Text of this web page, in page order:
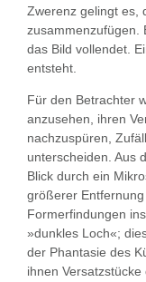
Zwerenz gelingt es,
zusammenzufügen.
das Bild vollendet.
entsteht.
Für den Betrachter
anzusehen, ihren
nachzuspüren,
unterscheiden. Aus
Blick durch ein
größerer
Formerfindungen
»dunkles Loch«;
der Phantasie des
ihnen